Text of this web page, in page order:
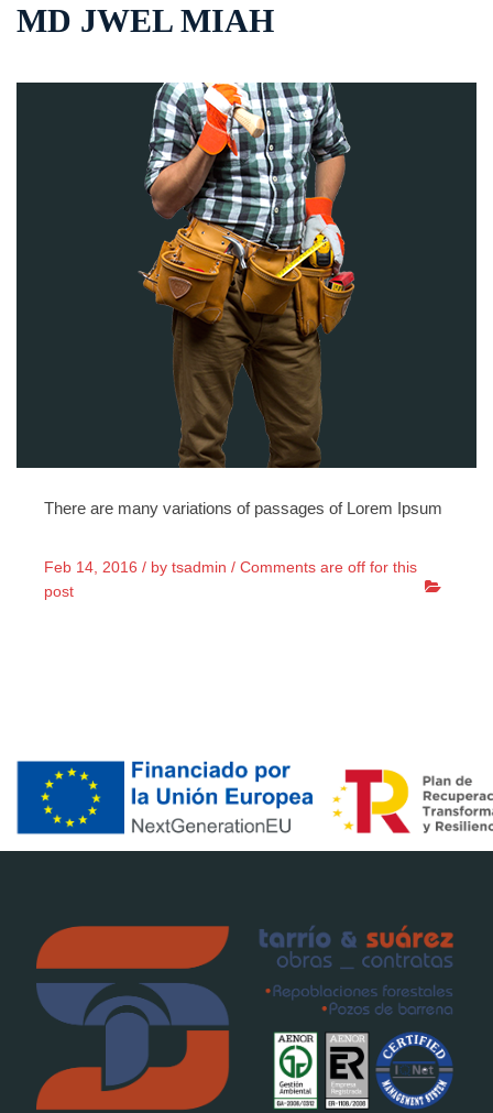
MD JWEL MIAH
There are many variations of passages of Lorem Ipsum
Feb 14, 2016 / by tsadmin / Comments are off for this
post